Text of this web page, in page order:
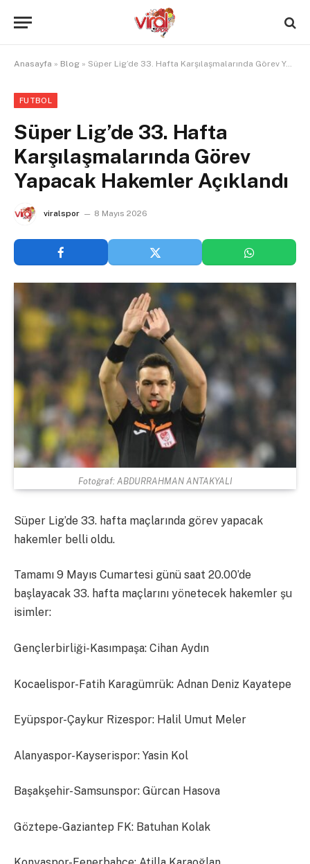
Anasayfa » Blog » Süper Lig’de 33. Hafta Karşılaşmalarında Görev Yapacak Hakemler Açıklandı
FUTBOL
Süper Lig’de 33. Hafta
Karşılaşmalarında Görev
Yapacak Hakemler Açıklandı
viralspor 8 Mayıs 2026
Fotoğraf: ABDURRAHMAN ANTAKYALI
Süper Lig’de 33. hafta maçlarında görev yapacak
hakemler belli oldu.
Tamamı 9 Mayıs Cumartesi günü saat 20.00’de
başlayacak 33. hafta maçlarını yönetecek hakemler şu
isimler:
Gençlerbirliği-Kasımpaşa: Cihan Aydın
Kocaelispor-Fatih Karagümrük: Adnan Deniz Kayatepe
Eyüpspor-Çaykur Rizespor: Halil Umut Meler
Alanyaspor-Kayserispor: Yasin Kol
Başakşehir-Samsunspor: Gürcan Hasova
Göztepe-Gaziantep FK: Batuhan Kolak